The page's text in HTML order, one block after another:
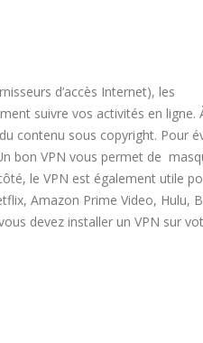
d’accès Internet), les
suivre vos activités en ligne.
contenu sous copyright. Pour
bon VPN vous permet de
le VPN est également utile
Amazon Prime Video, Hulu,
devez installer un VPN sur